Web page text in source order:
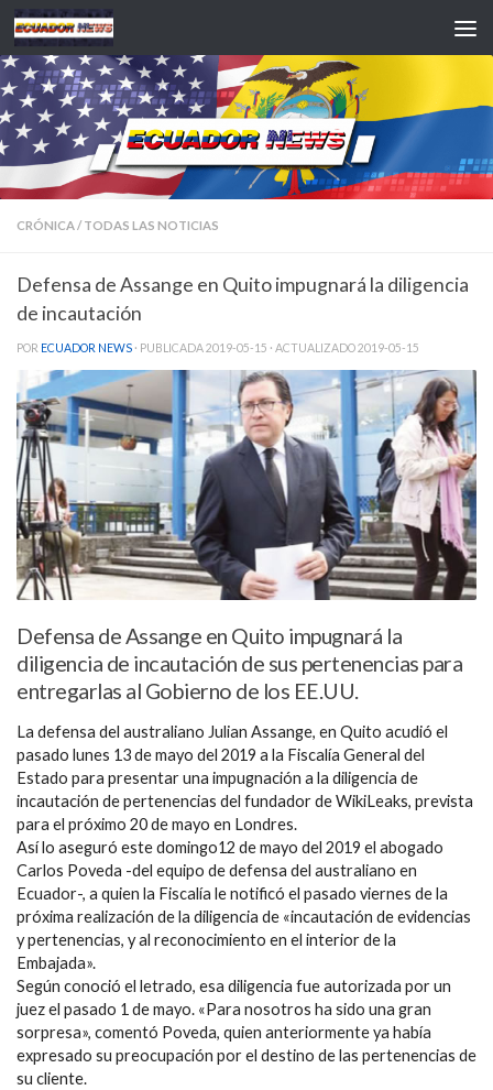
Saltar al contenido
CRÓNICA/ TODAS LAS NOTICIAS
Defensa de Assange en Quito impugnará la diligencia
de incautación
POR ECUADOR NEWS · PUBLICADA2019-05-15 · ACTUALIZADO2019-05-15
Defensa de Assange en Quito impugnará la
diligencia de incautación de sus pertenencias para
entregarlas al Gobierno de los EE.UU.
La defensa del australiano Julian Assange, en Quito acudió el
pasado lunes 13 de mayo del 2019 a la Fiscalía General del
Estado para presentar una impugnación a la diligencia de
incautación de pertenencias del fundador de WikiLeaks, prevista
para el próximo 20 de mayo en Londres.
Así lo aseguró este domingo12 de mayo del 2019 el abogado
Carlos Poveda -del equipo de defensa del australiano en
Ecuador-, a quien la Fiscalía le notificó el pasado viernes de la
próxima realización de la diligencia de «incautación de evidencias
y pertenencias, y al reconocimiento en el interior de la
Embajada».
Según conoció el letrado, esa diligencia fue autorizada por un
juez el pasado 1 de mayo. «Para nosotros ha sido una gran
sorpresa», comentó Poveda, quien anteriormente ya había
expresado su preocupación por el destino de las pertenencias de
su cliente.